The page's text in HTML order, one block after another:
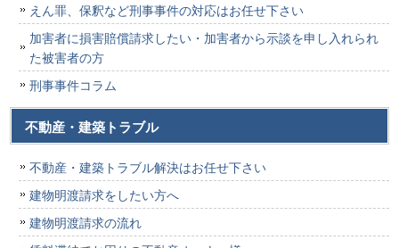
えん罪、保釈など刑事事件の対応はお任せ下さい
加害者に損害賠償請求したい・加害者から示談を申し入れられ
た被害者の方
刑事事件コラム
不動産・建築トラブル
不動産・建築トラブル解決はお任せ下さい
建物明渡請求をしたい方へ
建物明渡請求の流れ